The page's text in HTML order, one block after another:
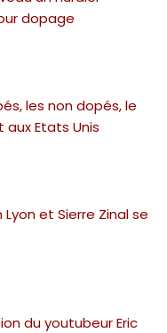
dopage
les non dopés, le
Etats Unis
et Sierre Zinal se
du youtubeur Eric